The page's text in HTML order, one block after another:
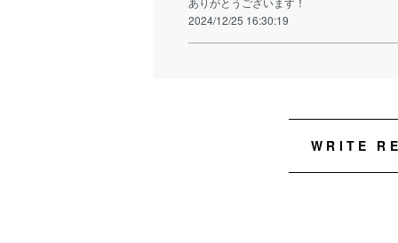
2024/12/25 16:30:19
WRITE